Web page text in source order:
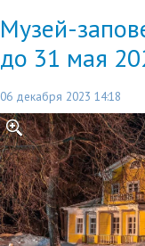
Музей-
до 31 мая
06 декабря 2023 14:18